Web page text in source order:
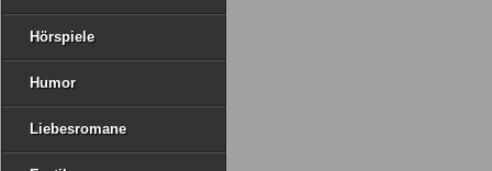
Hörspiele
Humor
Liebesromane